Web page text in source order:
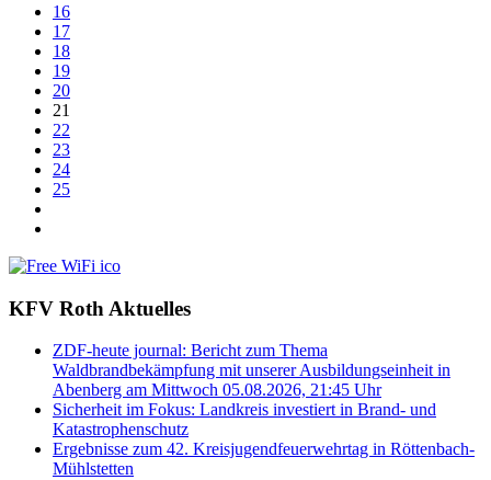
16
17
18
19
20
21
22
23
24
25
KFV Roth Aktuelles
ZDF-heute journal: Bericht zum Thema
Waldbrandbekämpfung mit unserer Ausbildungseinheit in
Abenberg am Mittwoch 05.08.2026, 21:45 Uhr
Sicherheit im Fokus: Landkreis investiert in Brand- und
Katastrophenschutz
Ergebnisse zum 42. Kreisjugendfeuerwehrtag in Röttenbach-
Mühlstetten